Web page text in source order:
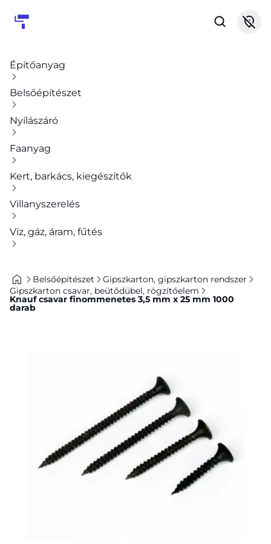
Építőanyag
Belsőépítészet
Nyílászáró
Faanyag
Kert, barkács, kiegészítők
Villanyszerelés
Víz, gáz, áram, fűtés
Belsőépítészet
Gipszkarton, gipszkarton rendszer
Gipszkarton csavar, beütődübel, rögzítőelem
Knauf csavar finommenetes 3,5 mm x 25 mm 1000
darab